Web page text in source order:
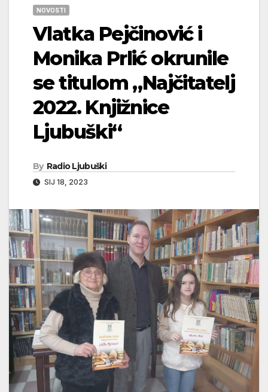
NOVOSTI
Vlatka Pejčinović i
Monika Prlić okrunile
se titulom „Najčitatelj
2022. Knjižnice
Ljubuški“
By Radio Ljubuški
SIJ 18, 2023